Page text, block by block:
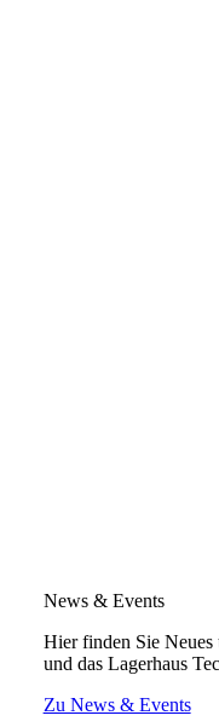
News & Events
Hier finden Sie Neues
und das Lagerhaus
Zu News & Events